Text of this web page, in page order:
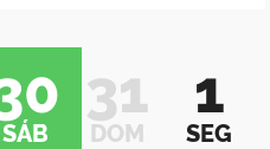
SÁB
31
DOM
1
SEG